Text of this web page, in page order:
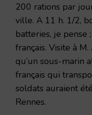
200 rations par
ville. A 11 h. 1/2,
batteries, je pense
français. Visite à
qu’un sous-marin
français qui
soldats auraient
Rennes.